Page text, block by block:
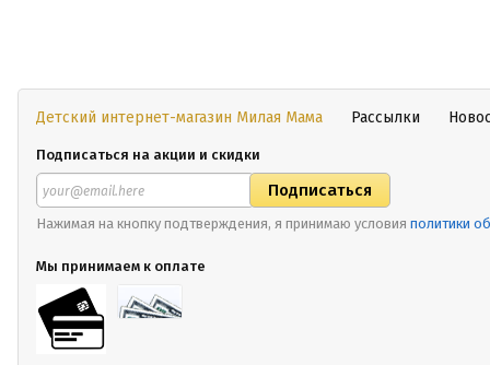
Детский интернет-магазин Милая Мама Рассылки
Подписаться на акции и скидки
Нажимая на кнопку подтверждения, я принимаю условия политики
Мы принимаем к оплате